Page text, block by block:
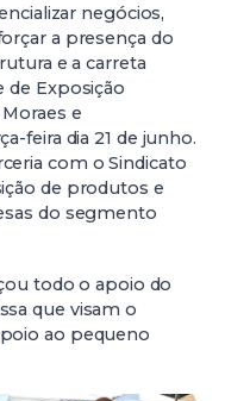
negócios,
a presença do
e a carreta
de Exposição
e
feira dia 21 de junho.
com o Sindicato
de produtos e
do segmento
todo o apoio do
que visam o
ao pequeno